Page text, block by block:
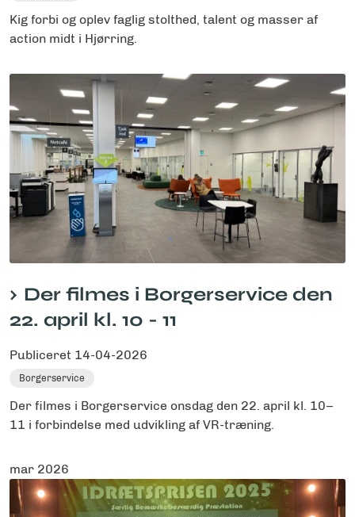
Kig forbi og oplev faglig stolthed, talent og masser af
action midt i Hjørring.
Der filmes i Borgerservice den
22. april kl. 10 - 11
Publiceret 14-04-2026
Borgerservice
Der filmes i Borgerservice onsdag den 22. april kl. 10–
11 i forbindelse med udvikling af VR-træning.
mar 2026